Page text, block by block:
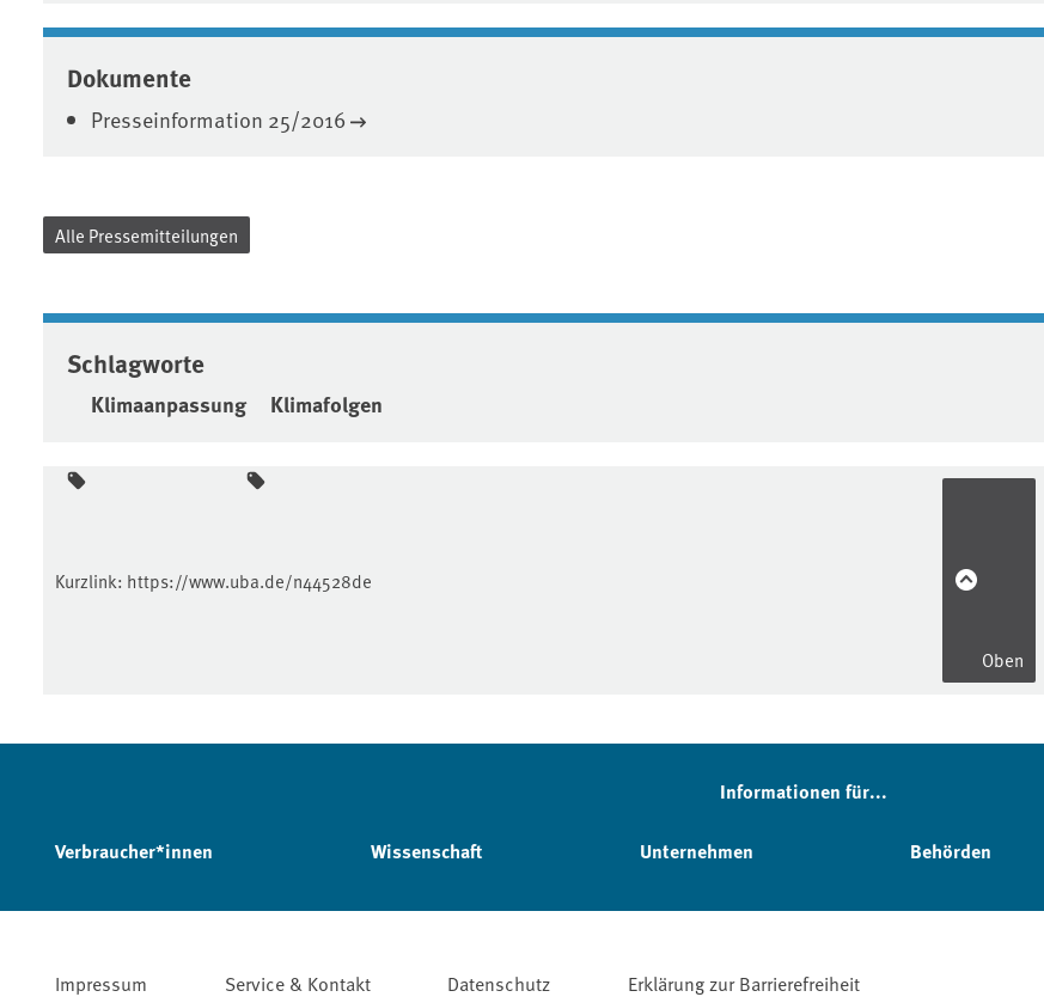
Dokumente
Presseinformation 25/2016
Alle Pressemitteilungen
Schlagworte
Klimaanpassung Klimafolgen
Kurzlink: https://www.uba.de/n44528de
Oben
Informationen für...
Verbraucher*innen Wissenschaft Unternehmen Behörden
Impressum Service & Kontakt Datenschutz Erklärung zur Barrierefreiheit